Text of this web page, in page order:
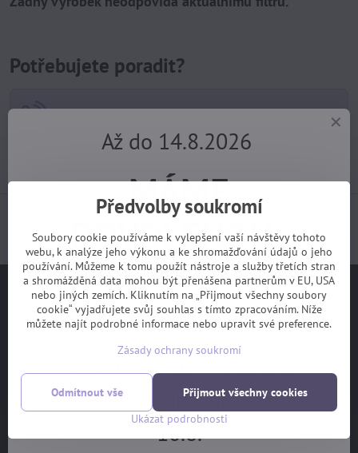
Potřebujete poradit?
+420 725 729 111
tomas​@velofiala​.cz
Jak jsou s našimi službami spokojeni samotní
zákazníci? (z webu Heuréka)
Užitečné odkazy
Na hlavní stranu
Ceník servisních prací
Garanční prohlídka
OBCHODNÍ PODMÍNKY
Předvolby soukromí
Soubory cookie používáme k vylepšení vaší návštěvy tohoto
webu, k analýze jeho výkonu a ke shromažďování údajů o jeho
používání. Můžeme k tomu použít nástroje a služby třetích stran
a shromážděná data mohou být přenášena partnerům v EU, USA
nebo jiných zemích. Kliknutím na „Přijmout všechny soubory
cookie“ vyjadřujete svůj souhlas s tímto zpracováním. Níže
můžete najít podrobné informace nebo upravit své preference.
Zásady ochrany soukromí
Ukázat podrobnosti
Přijmout všechny cookies
Odmítnout vše
Až do 14.8.2026
MÁME
DOVOLENOU.
Objednávky z e-shopu budeme
vyřizovat 17.8.
Servis pro předem objednané
zákazníky bude v provozu od
10.8.